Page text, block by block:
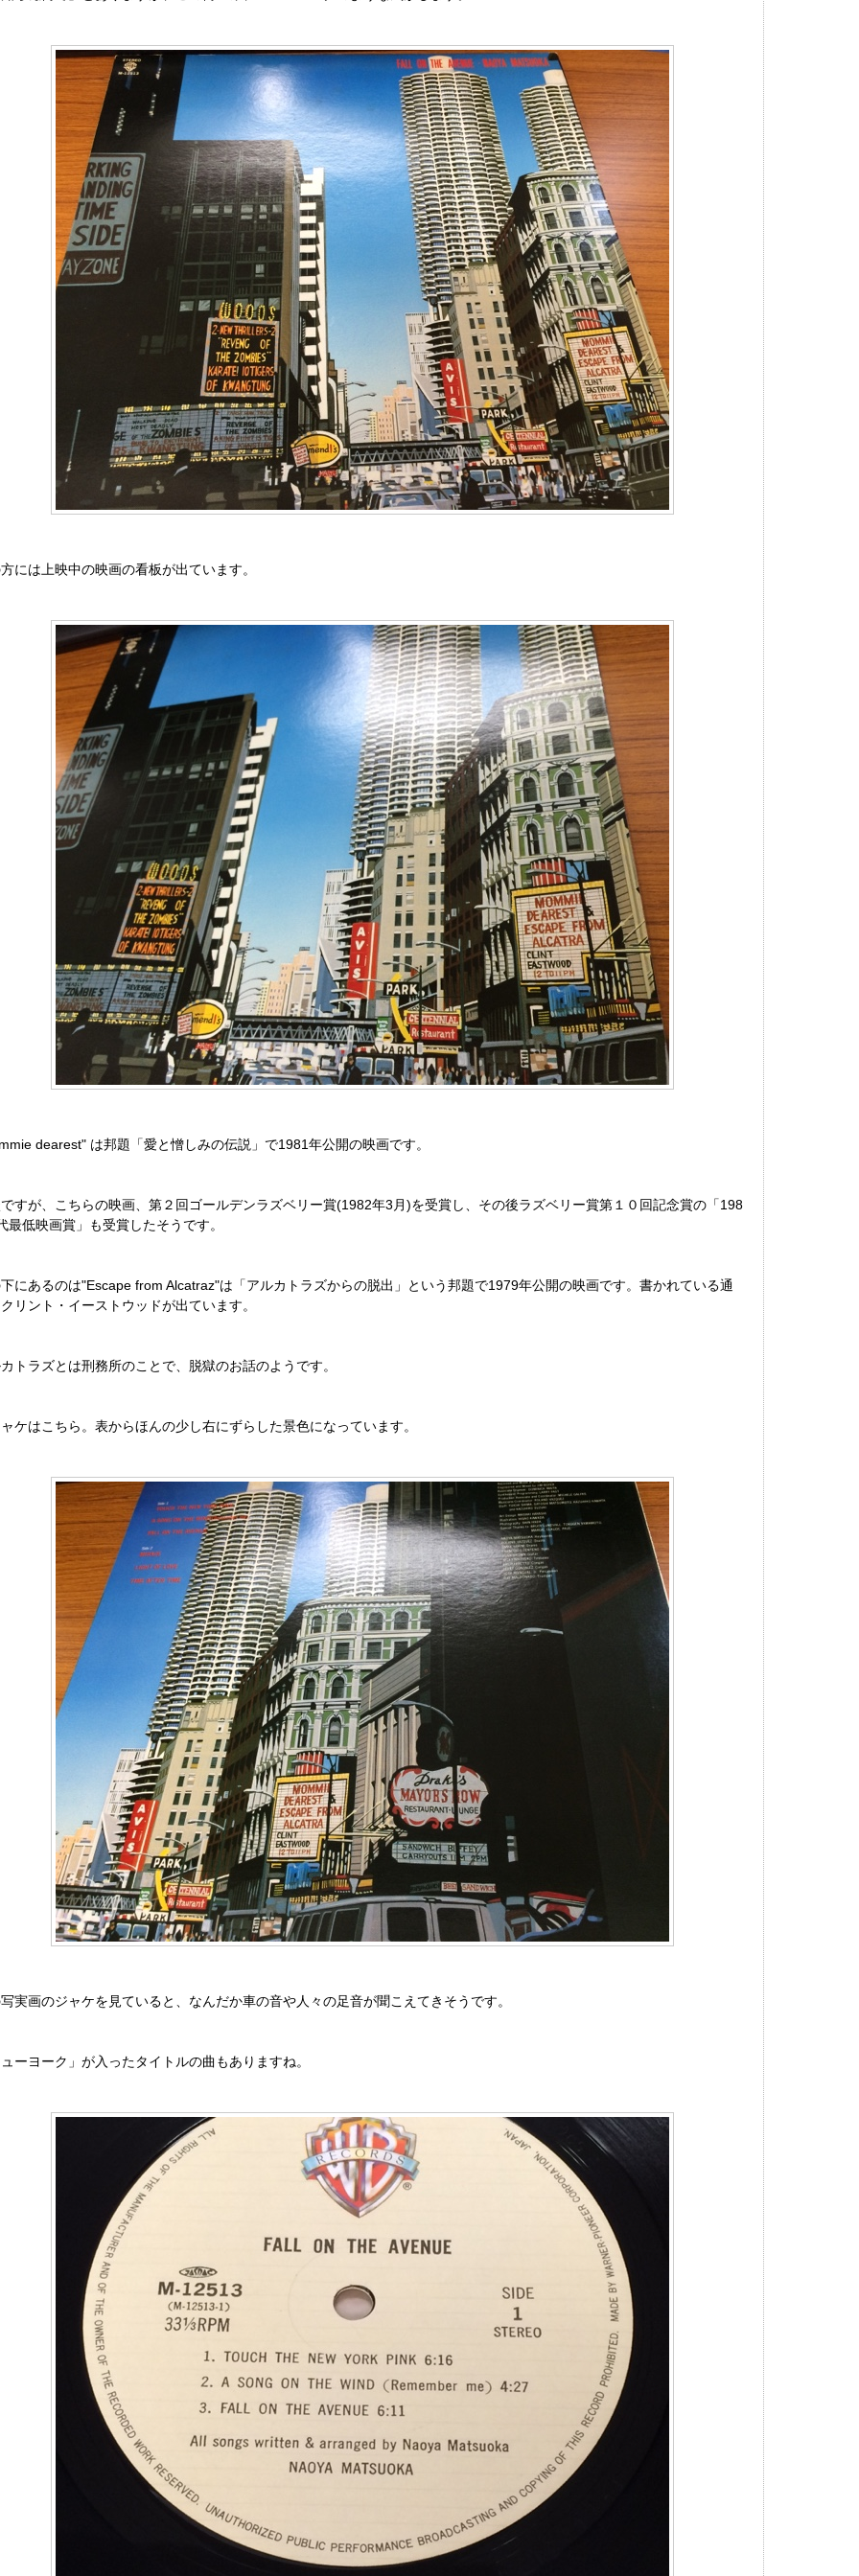
には上映中の映画の看板が出ています。
dearest" は邦題「愛と憎しみの伝説」で1981年公開の映画です。
すが、こちらの映画、第２回ゴールデンラズベリー賞(1982年3月)を受賞し、その後ラズベリー賞第１０回記念賞の「198
最低映画賞」も受賞したそうです。
にあるのは"Escape from Alcatraz"は「アルカトラズからの脱出」という邦題で1979年公開の映画です。書かれている通
リント・イーストウッドが出ています。
トラズとは刑務所のことで、脱獄のお話のようです。
ケはこちら。表からほんの少し右にずらした景色になっています。
実画のジャケを見ていると、なんだか車の音や人々の足音が聞こえてきそうです。
ーヨーク」が入ったタイトルの曲もありますね。